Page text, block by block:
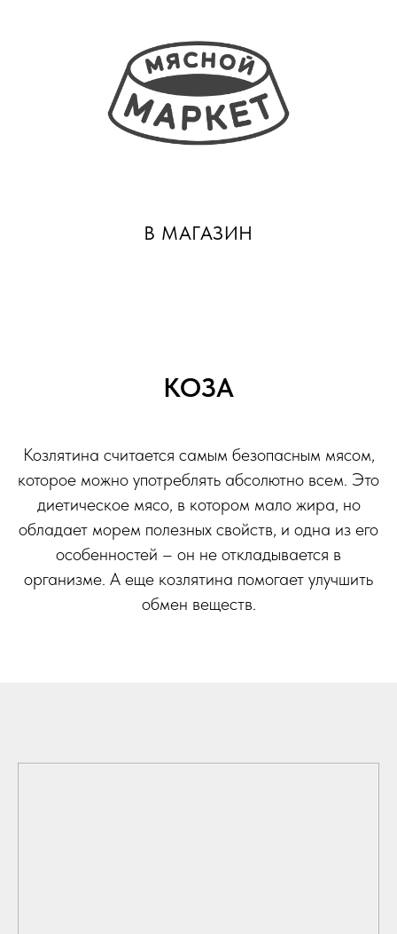
В МАГАЗИН
КОЗА
Козлятина считается самым безопасным мясом,
которое можно употреблять абсолютно всем. Это
диетическое мясо, в котором мало жира, но
обладает морем полезных свойств, и одна из его
особенностей – он не откладывается в
организме. А еще козлятина помогает улучшить
обмен веществ.